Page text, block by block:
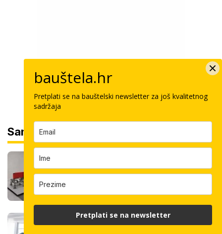
Sam svoj majstor
polaže velike ploče, a u smjeni odradi
Ovo je cijena kvadrata krečenja,
bauštela.hr
Pretplati se na bauštelski newsletter za još kvalitetnog
sadržaja
Pretplati se na newsletter